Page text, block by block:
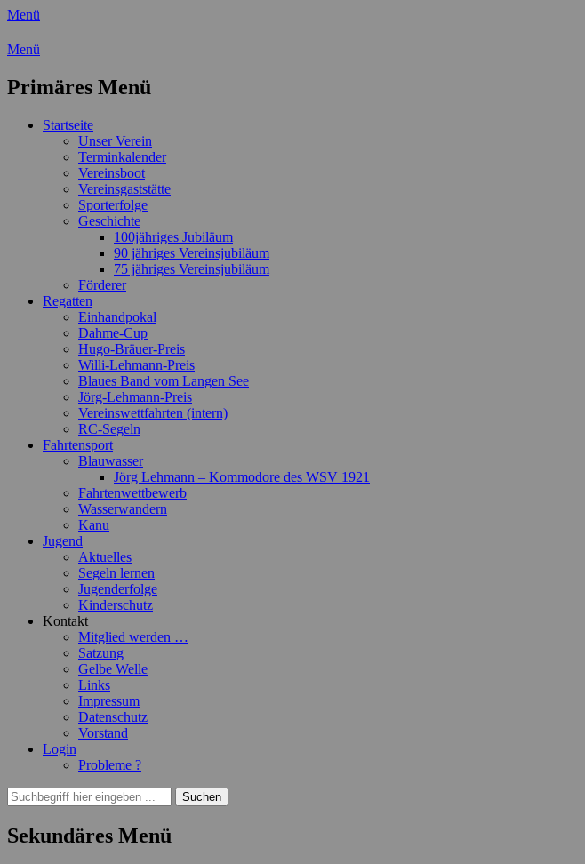
Menü
Wassersport-Verein 1921 e.V.
Menü
Primäres Menü
Zum
Startseite
Unser Verein
Terminkalender
Vereinsboot
Vereinsgaststätte
Sporterfolge
Geschichte
100jähriges Jubiläum
90 jähriges Vereinsjubiläum
75 jähriges Vereinsjubiläum
Förderer
Regatten
Einhandpokal
Dahme-Cup
Hugo-Bräuer-Preis
Willi-Lehmann-Preis
Blaues Band vom Langen See
Jörg-Lehmann-Preis
Vereinswettfahrten (intern)
RC-Segeln
Fahrtensport
Blauwasser
Jörg Lehmann – Kommodore des WSV 1921
Fahrtenwettbewerb
Wasserwandern
Kanu
Jugend
Aktuelles
Segeln lernen
Jugenderfolge
Kinderschutz
Kontakt
Mitglied werden …
Satzung
Gelbe Welle
Links
Impressum
Datenschutz
Vorstand
Login
Probleme ?
Suchen
Suchen
nach:
Sekundäres Menü